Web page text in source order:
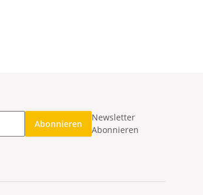
Abonnieren
Newsletter
Abonnieren